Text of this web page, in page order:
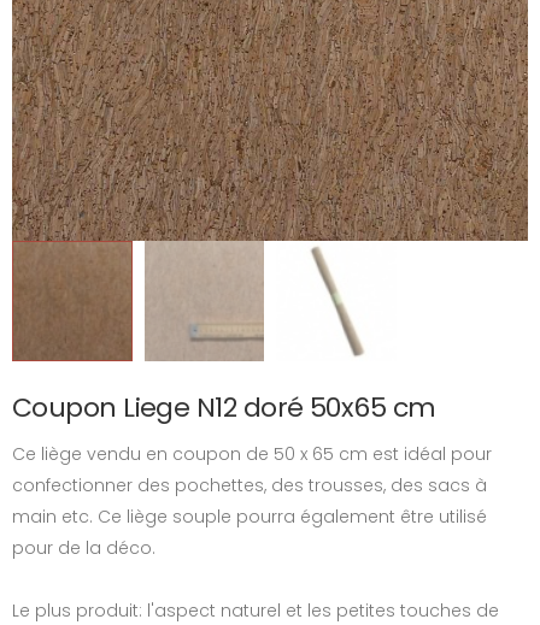
Coupon Liege N12 doré 50x65 cm
Ce liège vendu en coupon de 50 x 65 cm est idéal pour
confectionner des pochettes, des trousses, des sacs à
main etc. Ce liège souple pourra également être utilisé
pour de la déco.
Le plus produit: l'aspect naturel et les petites touches de